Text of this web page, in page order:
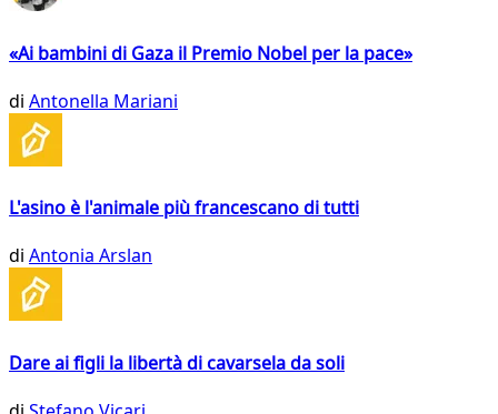
«Ai bambini di Gaza il Premio Nobel per la pace»
di Antonella Mariani
L'asino è l'animale più francescano di tutti
di Antonia Arslan
Dare ai figli la libertà di cavarsela da soli